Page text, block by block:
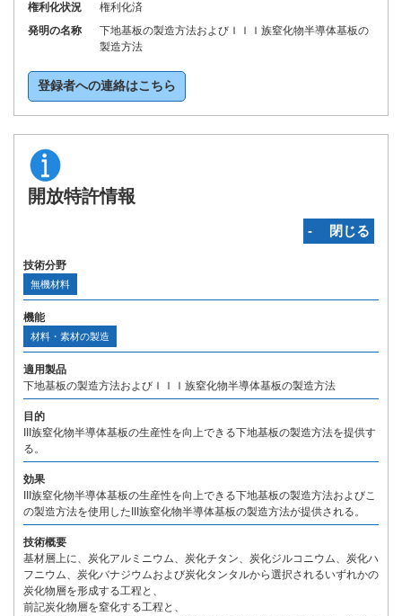
権利化状況
権利化済
発明の名称
下地基板の製造方法およびＩＩＩ族窒化物半導体基板の
製造方法
登録者への連絡はこちら
開放特許情報
‐ 閉じる
技術分野
無機材料
機能
材料・素材の製造
適用製品
下地基板の製造方法およびＩＩＩ族窒化物半導体基板の製造方法
目的
III族窒化物半導体基板の生産性を向上できる下地基板の製造方法を提供す
る。
効果
III族窒化物半導体基板の生産性を向上できる下地基板の製造方法およびこ
の製造方法を使用したIII族窒化物半導体基板の製造方法が提供される。
技術概要
基材層上に、炭化アルミニウム、炭化チタン、炭化ジルコニウム、炭化ハ
フニウム、炭化バナジウムおよび炭化タンタルから選択されるいずれかの
炭化物層を形成する工程と、
前記炭化物層を窒化する工程と、